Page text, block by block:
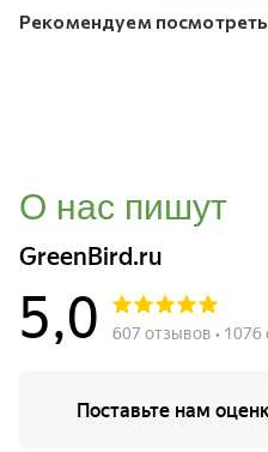
Рекомендуем посмотреть
О нас пишут